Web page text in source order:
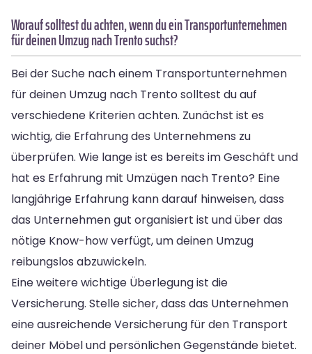
Worauf solltest du achten, wenn du ein Transportunternehmen
für deinen Umzug nach Trento suchst?
Bei der Suche nach einem Transportunternehmen
für deinen Umzug nach Trento solltest du auf
verschiedene Kriterien achten. Zunächst ist es
wichtig, die Erfahrung des Unternehmens zu
überprüfen. Wie lange ist es bereits im Geschäft und
hat es Erfahrung mit Umzügen nach Trento? Eine
langjährige Erfahrung kann darauf hinweisen, dass
das Unternehmen gut organisiert ist und über das
nötige Know-how verfügt, um deinen Umzug
reibungslos abzuwickeln.
Eine weitere wichtige Überlegung ist die
Versicherung. Stelle sicher, dass das Unternehmen
eine ausreichende Versicherung für den Transport
deiner Möbel und persönlichen Gegenstände bietet.